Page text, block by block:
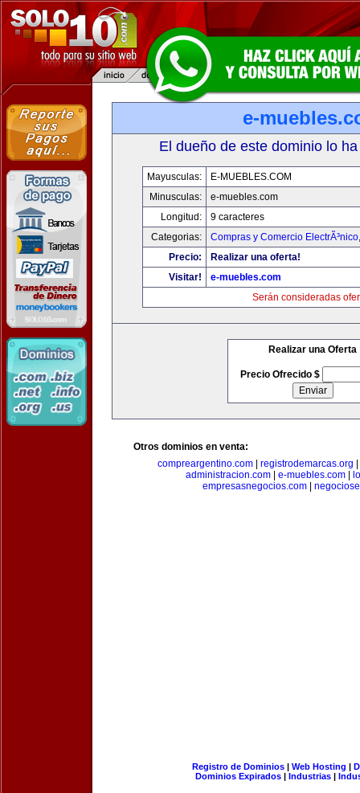
e-
El dueño de este dominio lo
Mayusculas:
E-MUEBLES.COM
Minusculas:
e-muebles.com
Longitud:
9 caracteres
Categorias:
Compras y Comercio ElectrÃ³nico
Precio:
Realizar una oferta!
Visitar!
e-muebles.com
Serán consideradas
Realizar una Oferta
Precio Ofrecido $
Otros dominios en venta:
compreargentino.com
registrodemarcas.org
administracion.com
e-muebles.com
empresasnegocios.com|
Registro de Dominios| Web Hosting |
Dominios Expirados | Industrias |